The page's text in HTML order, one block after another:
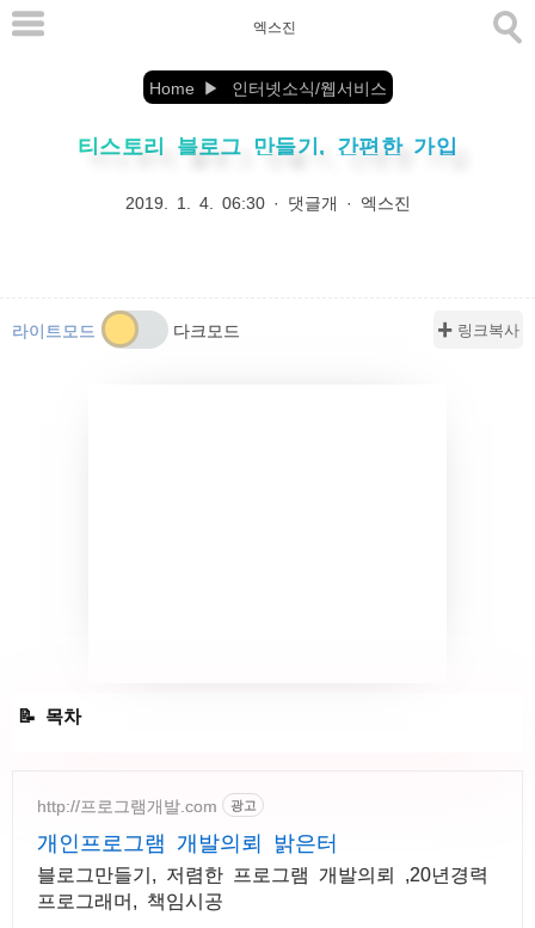
본
엑스진
Home 인터넷소식/웹서비스
티스토리 블로그 만들기, 간편한 가입
2019. 1. 4. 06:30· 댓글개 · 엑스진
✚ 링크복사
http://프로그램개발.com 광고
개인프로그램 개발의뢰 밝은터
블로그만들기, 저렴한 프로그램 개발의뢰 ,20년경력
프로그래머, 책임시공